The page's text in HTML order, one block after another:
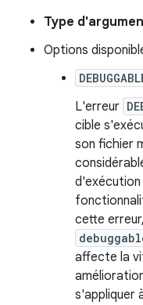
Type
Options
L'erreur
cible
son fichier
d'exécution
cette
affecte la
s'appliquer